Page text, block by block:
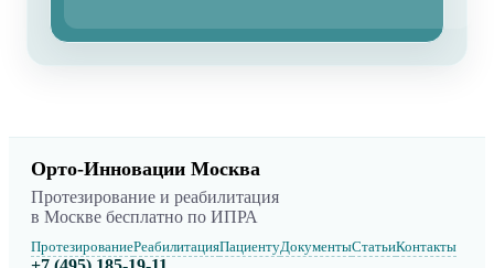
Орто-Инновации Москва
Протезирование и реабилитация
в Москве бесплатно по ИПРА
ПротезированиеРеабилитацияПациентуДокументыСтатьиКонтакты